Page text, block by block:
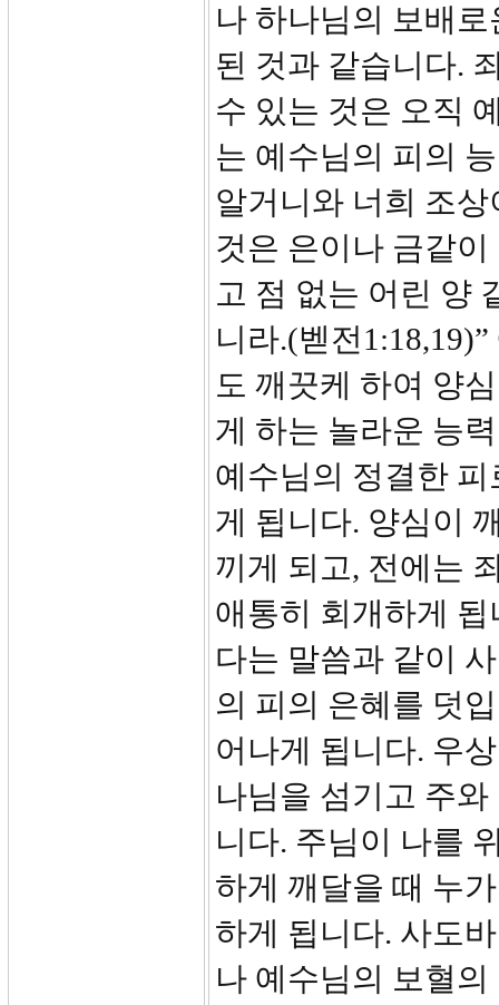
나 하나님의 보배
된 것과 같습니다.
수 있는 것은 오직
는 예수님의 피의
알거니와 너희 조
것은 은이나 금같
고 점 없는 어린 양
니라.(벧전
도 깨끗케 하여 양
게 하는 놀라운 능
예수님의 정결한
게 됩니다. 양심이
끼게 되고, 전에는
애통히 회개하게
다는 말씀과 같이
의 피의 은혜를 덧
어나게 됩니다. 우
나님을 섬기고 주
니다. 주님이 나를
하게 깨달을 때 누
하게 됩니다. 사도
나 예수님의 보혈